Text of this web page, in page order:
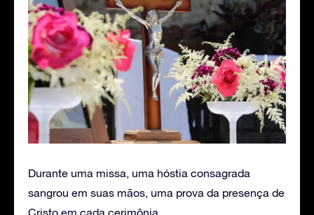
Durante uma missa, uma hóstia consagrada
sangrou em suas mãos, uma prova da presença de
Cristo em cada cerimônia.